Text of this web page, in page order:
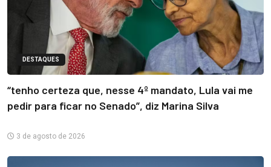
DESTAQUES
“tenho certeza que, nesse 4º mandato, Lula vai me
pedir para ficar no Senado”, diz Marina Silva
3 de agosto de 2026